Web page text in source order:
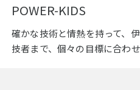
POWER-KIDS
確かな技術と情熱を持って、
技者まで、個々の目標に合わ